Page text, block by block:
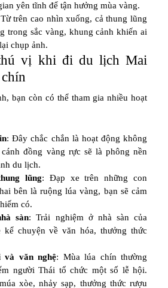
yên tĩnh để tận hưởng mùa vàng.
trên cao nhìn xuống, cả thung lũng
trong sắc vàng, khung cảnh khiến ai
chụp ảnh.
vị khi đi du lịch Mai
bạn còn có thể tham gia nhiều hoạt
: Đây chắc chắn là hoạt động không
đồng vàng rực sẽ là phông nền
du lịch.
lũng: Đạp xe trên những con
bên là ruộng lúa vàng, bạn sẽ cảm
có.
sàn: Trải nghiệm ở nhà sàn của
kể chuyện về văn hóa, thưởng thức
và văn nghệ: Mùa lúa chín thường
người Thái tổ chức một số lễ hội.
xòe, nhảy sạp, thưởng thức rượu